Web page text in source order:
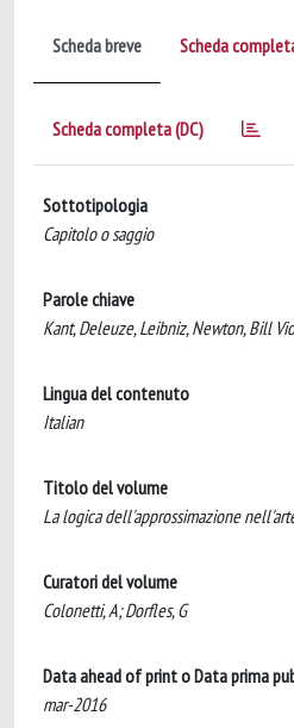
Scheda breve Scheda
Scheda completa (DC)
Sottotipologia
Capitolo o saggio
Parole chiave
Kant, Deleuze, Leibniz, Newton, Bill
Lingua del contenuto
Italian
Titolo del volume
La logica dell'approssimazione
Curatori del volume
Colonetti, A; Dorfles, G
Data ahead of print o Data prima
mar-2016